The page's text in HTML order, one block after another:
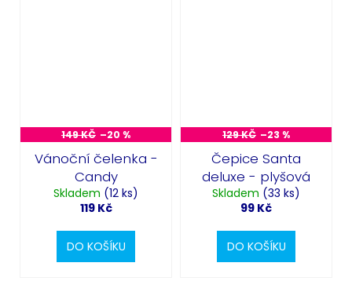
149 KČ –20 %
Vánoční čelenka -
Candy
Skladem (12 ks)
119 Kč
DO KOŠÍKU
129 KČ –23 %
Čepice Santa
deluxe - plyšová
Skladem (33 ks)
99 Kč
DO KOŠÍKU